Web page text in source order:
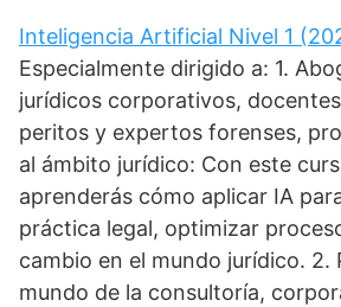
Inteligencia Artificial Nivel 1
Especialmente dirigido a: 1.
jurídicos corporativos,
peritos y expertos forenses,
al ámbito jurídico: Con este
aprenderás cómo aplicar IA
práctica legal, optimizar
cambio en el mundo jurídico. 2.
mundo de la consultoría,